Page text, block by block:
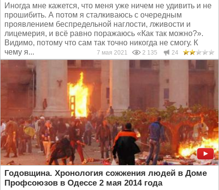
Иногда мне кажется, что меня уже ничем не удивить и не
прошибить. А потом я сталкиваюсь с очередным
проявлением беспредельной наглости, лживости и
лицемерия, и всё равно поражаюсь «Как так можно?».
Видимо, потому что сам так точно никогда не смогу. К
чему я...
7 мая 2021 2 135 24
Годовщина. Хронология сожжения людей в Доме
Профсоюзов в Одессе 2 мая 2014 года